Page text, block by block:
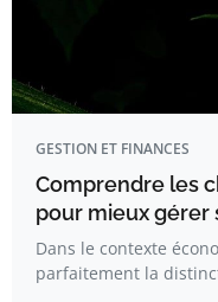
GESTION ET FINANCES
Comprendre les
pour mieux gérer
Dans le contexte
parfaitement la